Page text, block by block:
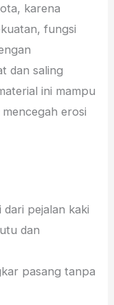
karena
fungsi
dan saling
ini mampu
erosi
dari pejalan kaki
dan
pasang tanpa